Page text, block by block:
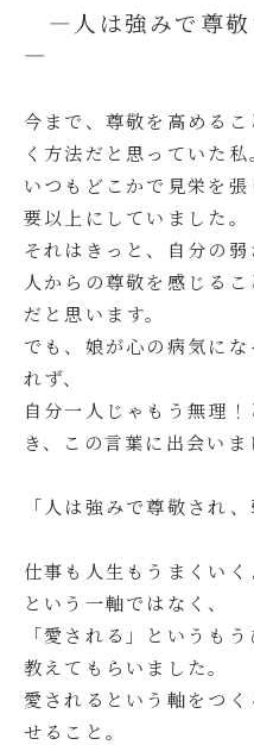
―人は強みで尊敬
―
今まで、尊敬を高める
く方法だと思っていた私
いつもどこかで見栄を
要以上にしていました。
それはきっと、自分の弱
人からの尊敬を感じる
だと思います。
でも、娘が心の病気に
れず、
自分一人じゃもう無理
き、この言葉に出会いま
「人は強みで尊敬され
仕事も人生もうまくいく
という一軸ではなく、
「愛される」というも
教えてもらいました。
愛されるという軸をつ
せること。